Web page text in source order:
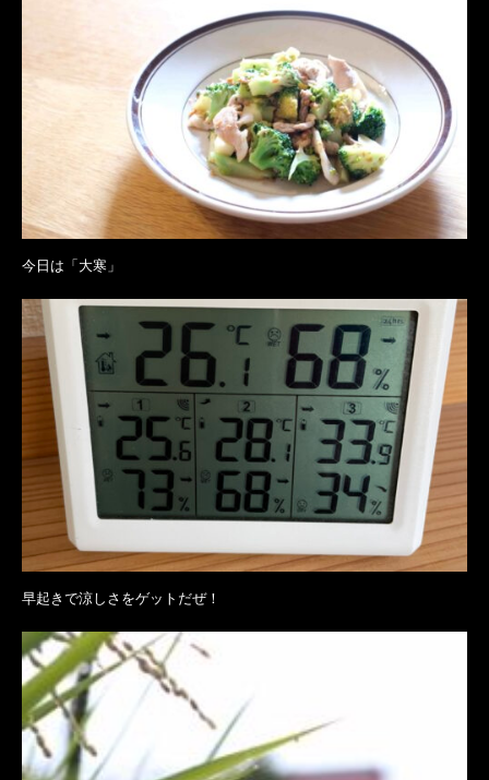
今日は「大寒」
早起きで涼しさをゲットだぜ！